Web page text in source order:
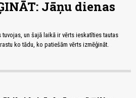
Jāņu dienas
un šajā laikā ir vērts ieskatīties tautas
ko tādu, ko patiešām vērts izmēģināt.